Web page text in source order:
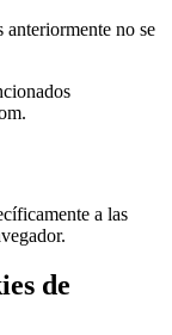
anteriormente no se
a las
de